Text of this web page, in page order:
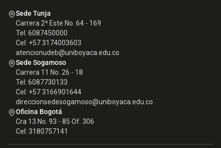
Sede Tunja
Carrera 2ª Este No. 64 - 169
Tel: 6087450000
Cel: +57 3174003603
atencionudeb@uniboyaca.edu.co
Sede Sogamoso
Carrera 11 No. 26 - 18
Tel: 6087730133
Cel: +57 3166901644
direccionsedesogamoso@uniboyaca.edu.co
Oficina Bogotá
Cra 13 No. 93 - 85 Of. 306
Cel: 3180757141